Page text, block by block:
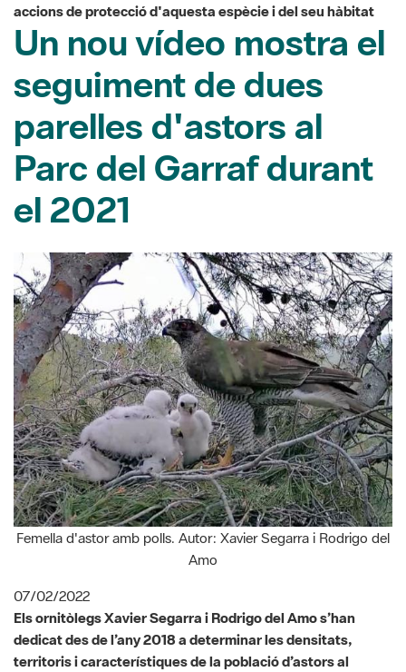
accions de protecció d'aquesta espècie i del seu hàbitat
Un nou vídeo mostra el
seguiment de dues
parelles d'astors al
Parc del Garraf durant
el 2021
Femella d'astor amb polls. Autor: Xavier Segarra i Rodrigo del
Amo
07/02/2022
Els ornitòlegs Xavier Segarra i Rodrigo del Amo s’han
dedicat des de l’any 2018 a determinar les densitats,
territoris i característiques de la població d’astors al